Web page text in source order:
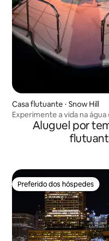
Casa flutuante ⋅ Snow Hill
Experimente a vida na
Aluguel por
Preferido dos hóspedes
Preferido dos hóspedes